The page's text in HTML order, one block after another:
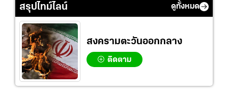
สรุปไทม์ไลน์ ดูทั้งหมด
สงครามตะวันออกกลาง
ติดตาม